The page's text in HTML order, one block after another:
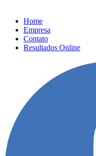
Home
Empresa
Contato
Resultados Online